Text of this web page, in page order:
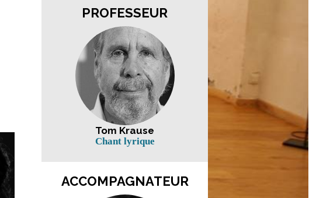
PROFESSEUR
Tom Krause
Chant lyrique
ACCOMPAGNATEUR